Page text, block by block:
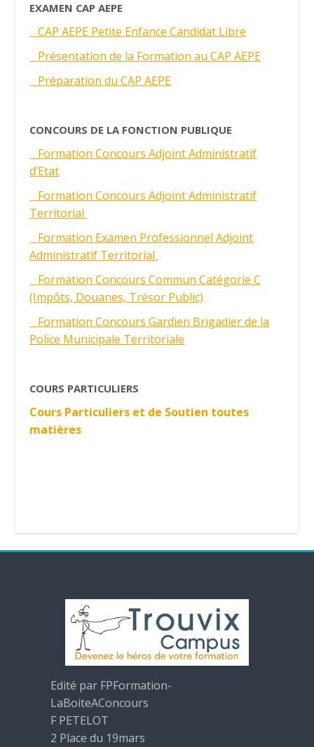
EXAMEN CAP AEPE
CAP AEPE Petite Enfance Candidat Libre
Présentation de la Formation au CAP AEPE
Préparation du CAP AEPE
CONCOURS DE LA FONCTION PUBLIQUE
Formation Concours Adjoint Administratif
d’Etat
Formation Concours Adjoint Administratif
Territorial
Formation Examen Professionnel Adjoint
Administratif Territorial
Formation Concours Commun Catégorie C
(Impôts, Douanes, Trésor Public)
Formation Concours Gardien Brigadier de la
Police Municipale Territoriale
COURS PARTICULIERS
Cours Particuliers et de Soutien toutes
matières
Edité par FPFormation-
LaBoiteAConcours
F PETELOT
2 Place du 19mars